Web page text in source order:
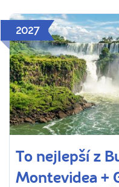
2027
To nejlepší z
Montevidea +